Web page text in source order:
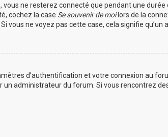
ne resterez connecté que pendant une
cochez la case Se souvenir de moilors de la
vous ne voyez pas cette case, cela signifie
d’authentification et votre connexion au
administrateur du forum. Si vous rencontrez